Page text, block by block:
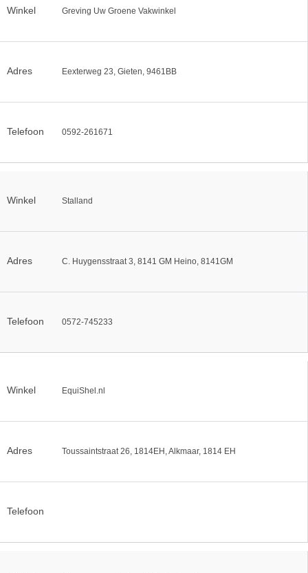
Winkel Greving Uw Groene Vakwinkel
Adres Eexterweg 23, Gieten, 9461BB
Telefoon 0592-261671
Winkel Stalland
Adres C. Huygensstraat 3, 8141 GM Heino, 8141GM
Telefoon 0572-745233
Winkel EquiShel.nl
Adres Toussaintstraat 26, 1814EH, Alkmaar, 1814 EH
Telefoon